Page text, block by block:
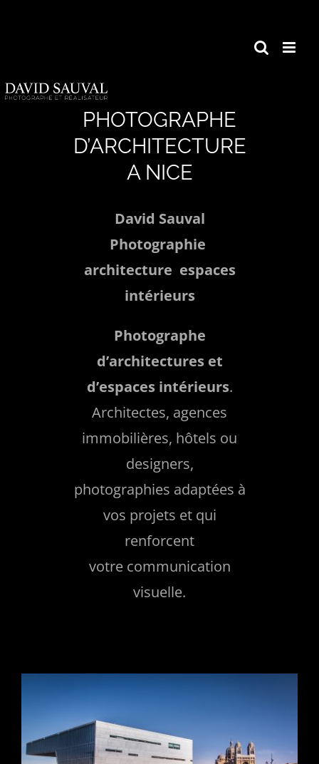
PHOTOGRAPHE
D’ARCHITECTURE
A NICE
David Sauval
Photographie
architecture espaces
intérieurs
Photographe
d’architectures et
d’espaces intérieurs.
Architectes, agences
immobilières, hôtels ou
designers,
photographies adaptées à
vos projets et qui
renforcent
votre communication
visuelle.